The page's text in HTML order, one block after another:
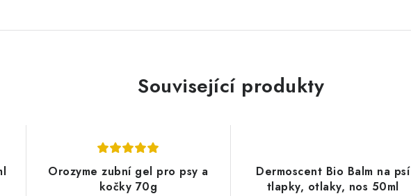
Související produkty
Orozyme zubní gel pro psy a
kočky 70g
Dermoscent Bio Balm na psí
tlapky, otlaky, nos 50ml